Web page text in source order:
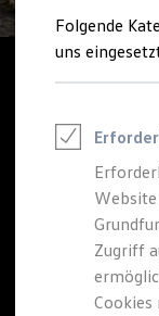
ONE
Kauf &
Online-
E-
Für
Für
Der
Folgende
uns
Zugriff